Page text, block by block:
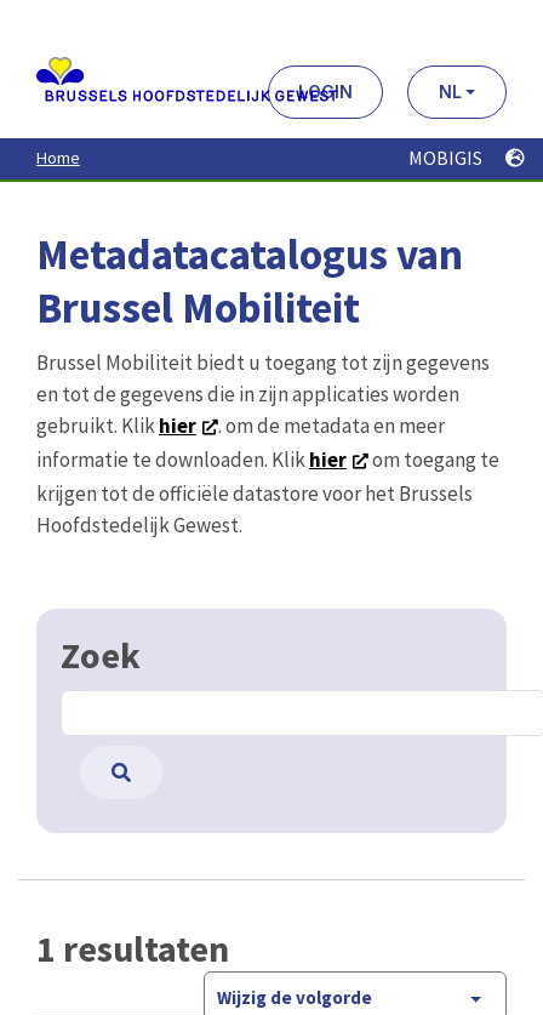
contenu
principal
LOGIN NL
Home MOBIGIS
Metadatacatalogus van
Brussel Mobiliteit
Brussel Mobiliteit biedt u toegang tot zijn gegevens
en tot de gegevens die in zijn applicaties worden
gebruikt. Klikhier
. om de metadata en meer
informatie te downloaden. Klikhier
om toegang te
krijgen tot de officiële datastore voor het Brussels
Hoofdstedelijk Gewest.
Zoek
1 resultaten
Wijzig de volgorde